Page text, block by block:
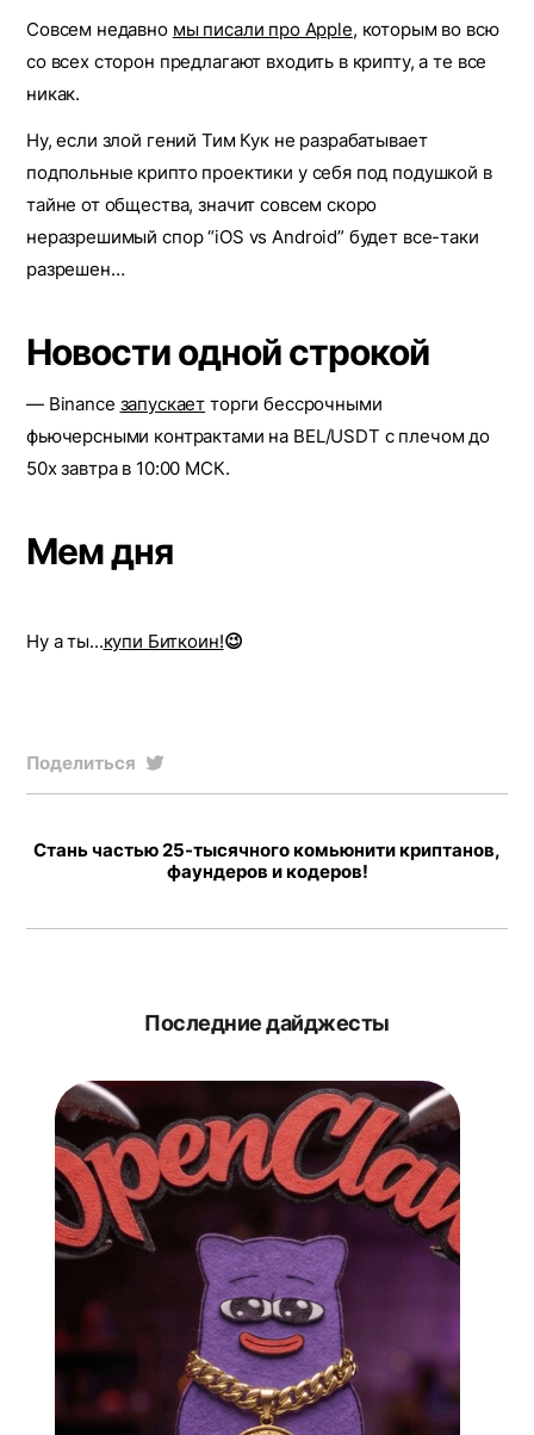
Совсем недавно мы писали про Apple, которым во всю
со всех сторон предлагают входить в крипту, а те все
никак.
Ну, если злой гений Тим Кук не разрабатывает
подпольные крипто проектики у себя под подушкой в
тайне от общества, значит совсем скоро
неразрешимый спор “iOS vs Android” будет все-таки
разрешен…
Новости одной строкой
— Binance запускает торги бессрочными
фьючерсными контрактами на BEL/USDT с плечом до
50х завтра в 10:00 МСК.
Мем дня
Ну а ты...купи Биткоин!😉
Поделиться
Стань частью 25-тысячного комьюнити криптанов,
фаундеров и кодеров!
Последние дайджесты